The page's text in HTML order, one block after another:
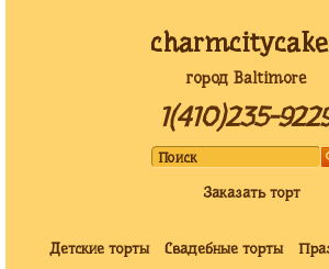
город Baltimore
1(410)235-
Заказать торт
Детские торты Свадебные торты